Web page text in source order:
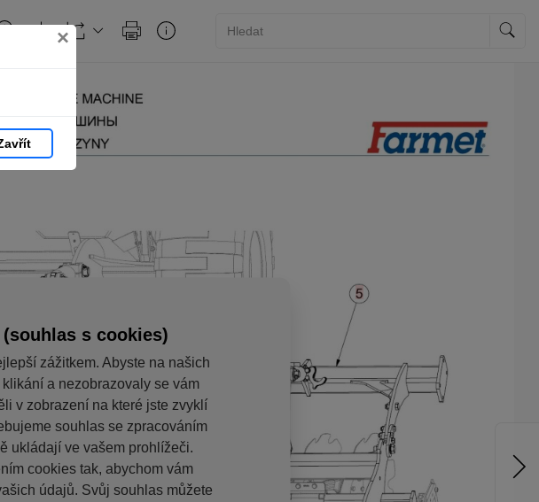
×
s cookies)
zážitkem. Abyste na našich
a nezobrazovaly se vám
v zobrazení na které jste zvyklí
souhlas se zpracováním
ukládají ve vašem prohlížeči.
cookies tak, abychom vám
údajů. Svůj souhlas můžete